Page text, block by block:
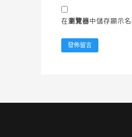
在瀏覽器中儲存顯示